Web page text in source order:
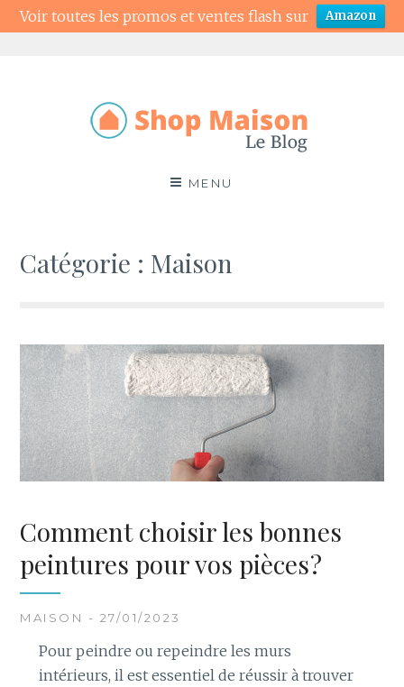
Voir toutes les promos et ventes flash sur Amazon
Blog Shop Maison
MENU
Catégorie : Maison
Comment choisir les bonnes
peintures pour vos pièces ?
MAISON - 27/01/2023
Pour peindre ou repeindre les murs
intérieurs, il est essentiel de réussir à trouver